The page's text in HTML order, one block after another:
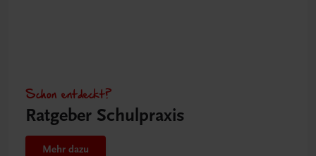
Schon entdeckt?
Ratgeber Schulpraxis
Mehr dazu